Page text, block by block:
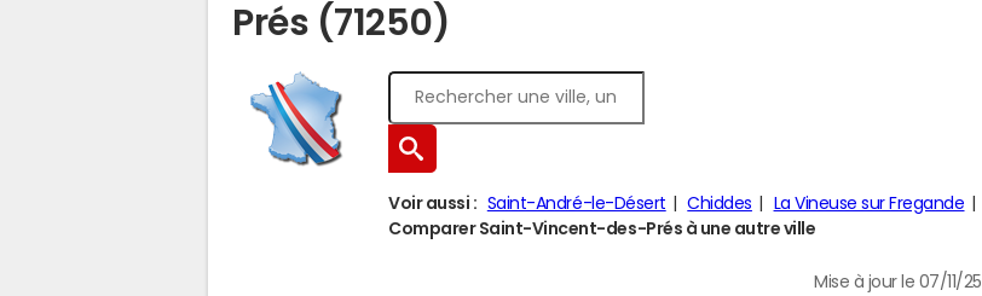
Prés (71250)
Voir aussi : Saint-André-le-Désert Chiddes
La Vineuse sur Fregande
Comparer Saint-Vincent-des-Prés à une autre ville
Mise à jour le 07/11/25